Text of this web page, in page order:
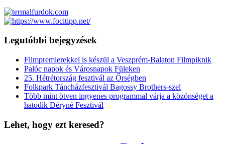
Legutóbbi bejegyzések
Filmpremierekkel is készül a Veszprém-Balaton Filmpiknik
Palóc napok és Városnapok Füleken
25. Hétrétország fesztivál az Őrségben
Folkpark Táncházfesztivál Bagossy Brothers-szel
Több mint ötven ingyenes programmal várja a közönséget a
hatodik Déryné Fesztivál
Lehet, hogy ezt keresed?